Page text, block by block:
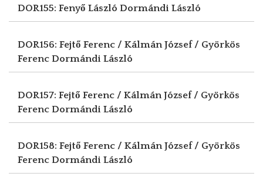
DOR155: Fenyő László Dormándi László
DOR156: Fejtő Ferenc / Kálmán József / Györkös
Ferenc Dormándi László
DOR157: Fejtő Ferenc / Kálmán József / Györkös
Ferenc Dormándi László
DOR158: Fejtő Ferenc / Kálmán József / Györkös
Ferenc Dormándi László